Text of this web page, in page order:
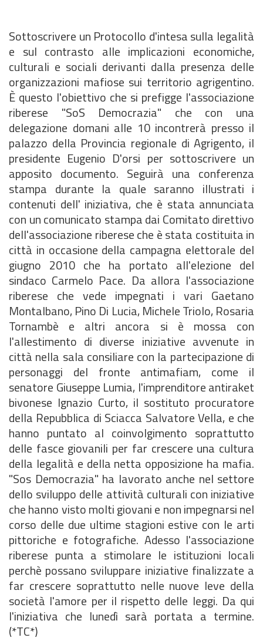
Sottoscrivere un Protocollo d'intesa sulla legalità
e sul contrasto alle implicazioni economiche,
culturali e sociali derivanti dalla presenza delle
organizzazioni mafiose sui territorio agrigentino.
È questo l'obiettivo che si prefigge l'associazione
riberese "SoS Democrazia" che con una
delegazione domani alle 10 incontrerà presso il
palazzo della Provincia regionale di Agrigento, il
presidente Eugenio D'orsi per sottoscrivere un
apposito documento. Seguirà una conferenza
stampa durante la quale saranno illustrati i
contenuti dell' iniziativa, che è stata annunciata
con un comunicato stampa dai Comitato direttivo
dell'associazione riberese che è stata costituita in
città in occasione della campagna elettorale del
giugno 2010 che ha portato all'elezione del
sindaco Carmelo Pace. Da allora l'associazione
riberese che vede impegnati i vari Gaetano
Montalbano, Pino Di Lucia, Michele Triolo, Rosaria
Tornambè e altri ancora si è mossa con
l'allestimento di diverse iniziative avvenute in
città nella sala consiliare con la partecipazione di
personaggi del fronte antimafiam, come il
senatore Giuseppe Lumia, l'imprenditore antiraket
bivonese Ignazio Curto, il sostituto procuratore
della Repubblica di Sciacca Salvatore Vella, e che
hanno puntato al coinvolgimento soprattutto
delle fasce giovanili per far crescere una cultura
della legalità e della netta opposizione ha mafia.
"Sos Democrazia" ha lavorato anche nel settore
dello sviluppo delle attività culturali con iniziative
che hanno visto molti giovani e non impegnarsi nel
corso delle due ultime stagioni estive con le arti
pittoriche e fotografiche. Adesso l'associazione
riberese punta a stimolare le istituzioni locali
perchè possano sviluppare iniziative finalizzate a
far crescere soprattutto nelle nuove leve della
società l'amore per il rispetto delle leggi. Da qui
l'iniziativa che lunedì sarà portata a termine.
(*TC*)